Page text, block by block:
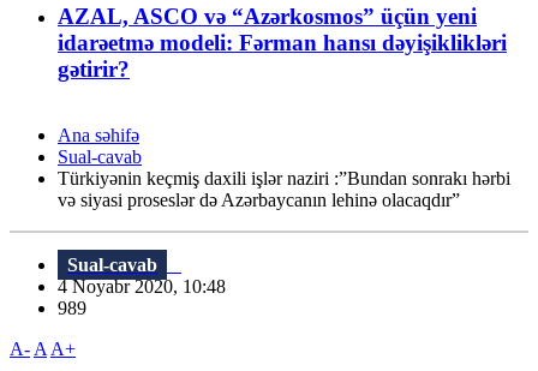
AZAL, ASCO və “Azərkosmos” üçün yeni
idarəetmə modeli: Fərman hansı dəyişiklikləri
gətirir?
Ana səhifə
Sual-cavab
Türkiyənin keçmiş daxili işlər naziri :”Bundan sonrakı hərbi
və siyasi proseslər də Azərbaycanın lehinə olacaqdır”
Sual-cavab
4 Noyabr 2020, 10:48
989
A- A A+